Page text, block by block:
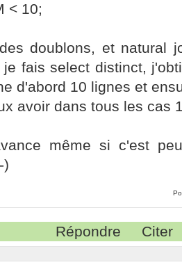
< 10;
doublons, et natural
je fais select distinct,
d'abord 10 lignes et
avoir dans tous les cas
même si c'est
)
Répondre Citer